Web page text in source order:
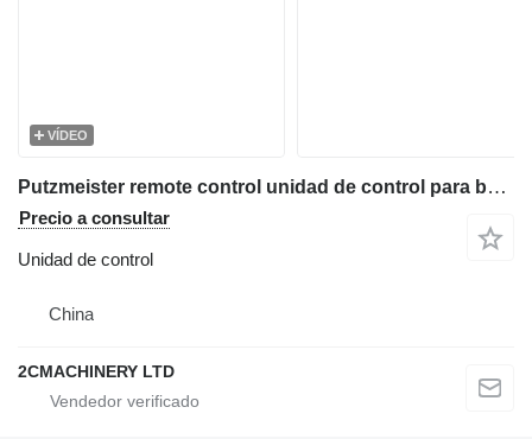
VÍDEO
Putzmeister remote control unidad de control para bomba de hormigón
Precio a consultar
Unidad de control
China
2CMACHINERY LTD